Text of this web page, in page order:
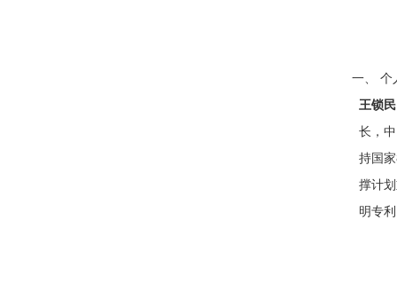
一、 个
王锁民
长，
持国
撑计
明专